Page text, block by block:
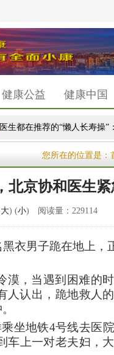
健康公益 健康中国
都在推荐的“懒人长寿操”：
您所在的位置是：
北京协和医生
大) (小) 阅读量：229114
衣男子跪在地上，
，当遇到困难的
认出，跪地救人
坐地铁4号线去医
车上一对老夫妇，